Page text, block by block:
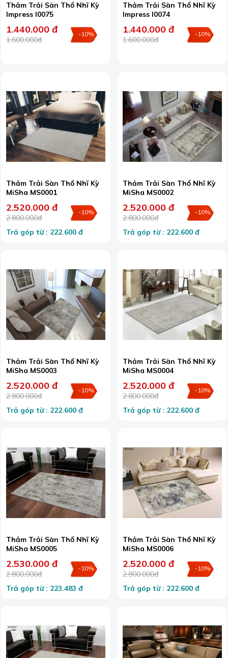
Thảm Trải Sàn Thổ Nhĩ Kỳ
Impress I0075
1.440.000 đ
1.600.000đ
-10%
Thảm Trải Sàn Thổ Nhĩ Kỳ
Impress I0074
1.440.000 đ
1.600.000đ
-10%
Thảm Trải Sàn Thổ Nhĩ Kỳ
MiSha MS0001
2.520.000 đ
2.800.000đ
-10%
Trả góp từ : 222.600 đ
Thảm Trải Sàn Thổ Nhĩ Kỳ
MiSha MS0002
2.520.000 đ
2.800.000đ
-10%
Trả góp từ : 222.600 đ
Thảm Trải Sàn Thổ Nhĩ Kỳ
MiSha MS0003
2.520.000 đ
2.800.000đ
-10%
Trả góp từ : 222.600 đ
Thảm Trải Sàn Thổ Nhĩ Kỳ
MiSha MS0004
2.520.000 đ
2.800.000đ
-10%
Trả góp từ : 222.600 đ
Thảm Trải Sàn Thổ Nhĩ Kỳ
MiSha MS0005
2.530.000 đ
2.800.000đ
-10%
Trả góp từ : 223.483 đ
Thảm Trải Sàn Thổ Nhĩ Kỳ
MiSha MS0006
2.520.000 đ
2.800.000đ
-10%
Trả góp từ : 222.600 đ